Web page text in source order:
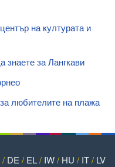
на културата и
знаете за Лангкави
любителите на плажа
/ DE / EL/ IW/ HU / IT/ LV